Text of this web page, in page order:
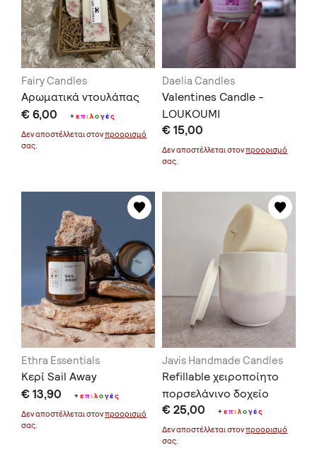
Fairy Candles
Αρωματικά ντουλάπας
€ 6,00 +επιλογές
Δεν αποστέλλεται στονπροορισμό
σας.
Daelia Candles
Valentines Candle -
LOUKOUMI
€ 15,00
Δεν αποστέλλεται στονπροορισμό
σας.
Ethra Essentials
Κερί Sail Away
€ 13,90 +επιλογές
Δεν αποστέλλεται στονπροορισμό
σας.
Javis Handmade Candles
Refillable χειροποίητο
πορσελάνινο δοχείο
€ 25,00 +επιλογές
Δεν αποστέλλεται στονπροορισμό
σας.